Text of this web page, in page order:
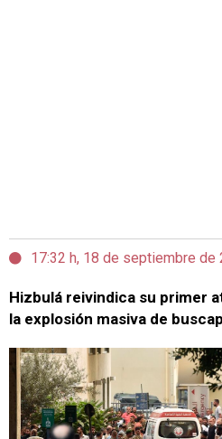
17:32 h, 18 de septiembre de
Hizbulá reivindica su primer
la explosión masiva de